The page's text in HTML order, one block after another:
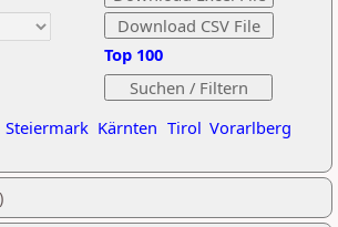
Steiermark Kärnten Tirol Vorarlberg
Top 100
)